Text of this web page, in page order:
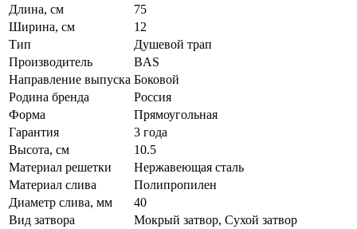
Длина, см
75
Ширина, см
12
Тип
Душевой трап
Производитель
BAS
Направление выпуска Боковой
Родина бренда
Россия
Форма
Прямоугольная
Гарантия
3 года
Высота, см
10.5
Материал решетки
Нержавеющая сталь
Материал слива
Полипропилен
Диаметр слива, мм
40
Вид затвора
Мокрый затвор, Сухой затвор